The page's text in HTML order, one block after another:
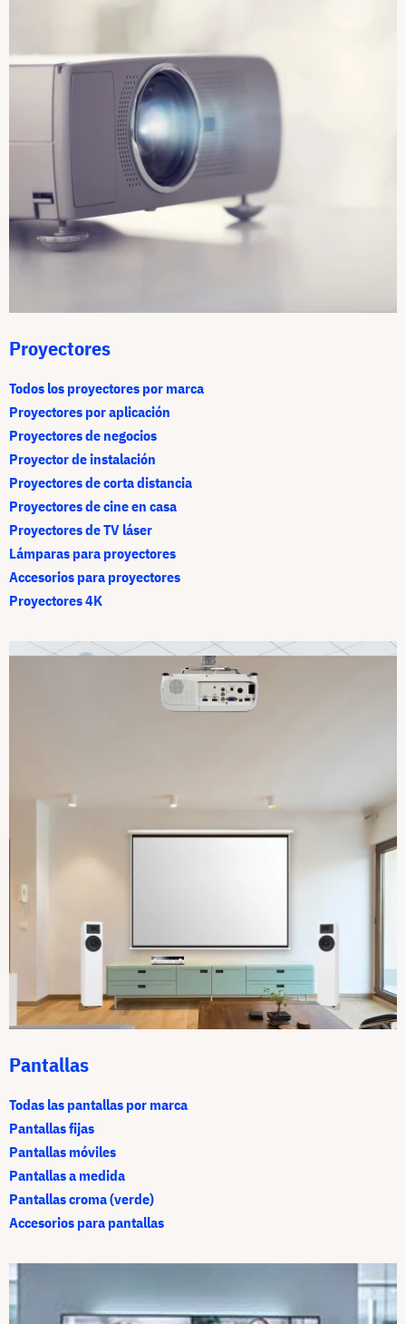
Proyectores
Todos los proyectores por marca
Proyectores por aplicación
Proyectores de negocios
Proyector de instalación
Proyectores de corta distancia
Proyectores de cine en casa
Proyectores de TV láser
Lámparas para proyectores
Accesorios para proyectores
Proyectores 4K
Pantallas
Todas las pantallas por marca
Pantallas fijas
Pantallas móviles
Pantallas a medida
Pantallas croma (verde)
Accesorios para pantallas